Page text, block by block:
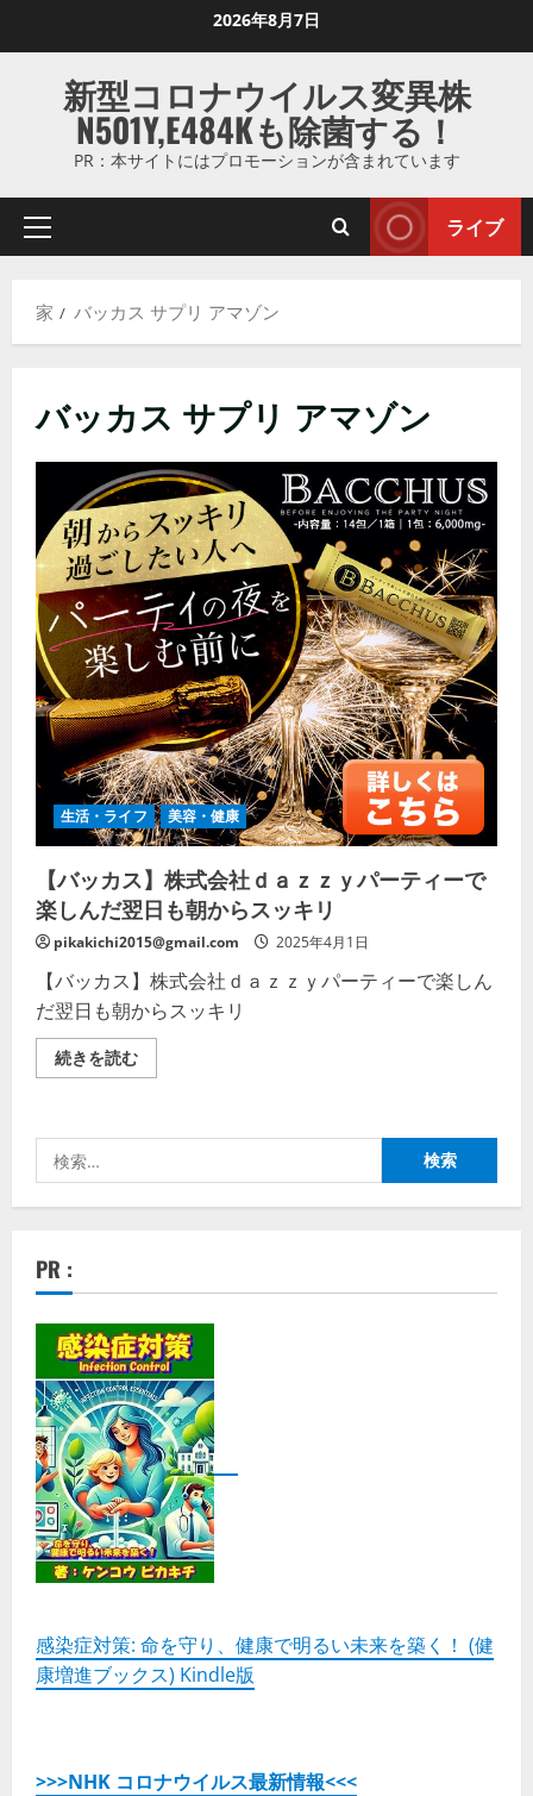
ス
ッ
ま
2026年8月7日
新型コロナウイルス変異株
N501Y,E484Kも除菌する！
PR：本サイトにはプロモーションが含まれています
プ
マ
ニ
ー
ライブ
家 バッカス サプリ アマゾン
バッカス サプリ アマゾン
生活・ライフ 美容・健康
【バッカス】株式会社ｄａｚｚｙパーティーで
楽しんだ翌日も朝からスッキリ
pikakichi2015@gmail.com 2025年4月1日
【バッカス】株式会社ｄａｚｚｙパーティーで楽しん
だ翌日も朝からスッキリ
続きを読む【バ
ッ
式
ｄ
ａ
ー
ィ
ー
で
楽
し
ん
だ
翌
日
も
朝
か
ら
ス
ッ
キ
リ
細
を
ご
覧
索:
PR :
感染症対策: 命を守り、健康で明るい未来を築く！ (健
康増進ブックス) Kindle版
>>>NHK コロナウイルス最新情報<<<